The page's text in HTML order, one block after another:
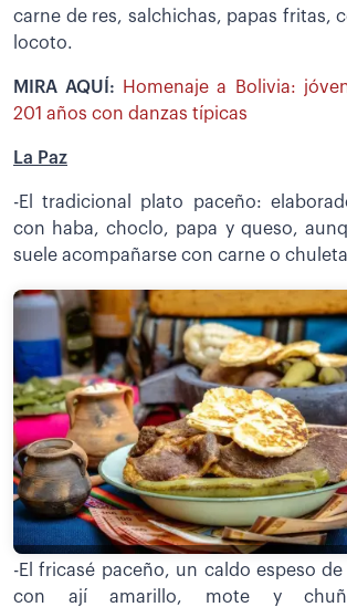
carne de res, salchichas, papas fritas,
locoto.
MIRA AQUÍ:
Homenaje a Bolivia:
201 años con danzas típicas
La Paz
-El tradicional plato paceño:
con haba, choclo, papa y queso,
suele acompañarse con carne o
-El fricasé paceño, un caldo espeso
con ají amarillo, mote y